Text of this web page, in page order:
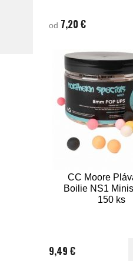
od 7,20 €
CC Moore
Boilie NS1
150 ks
9,49 €